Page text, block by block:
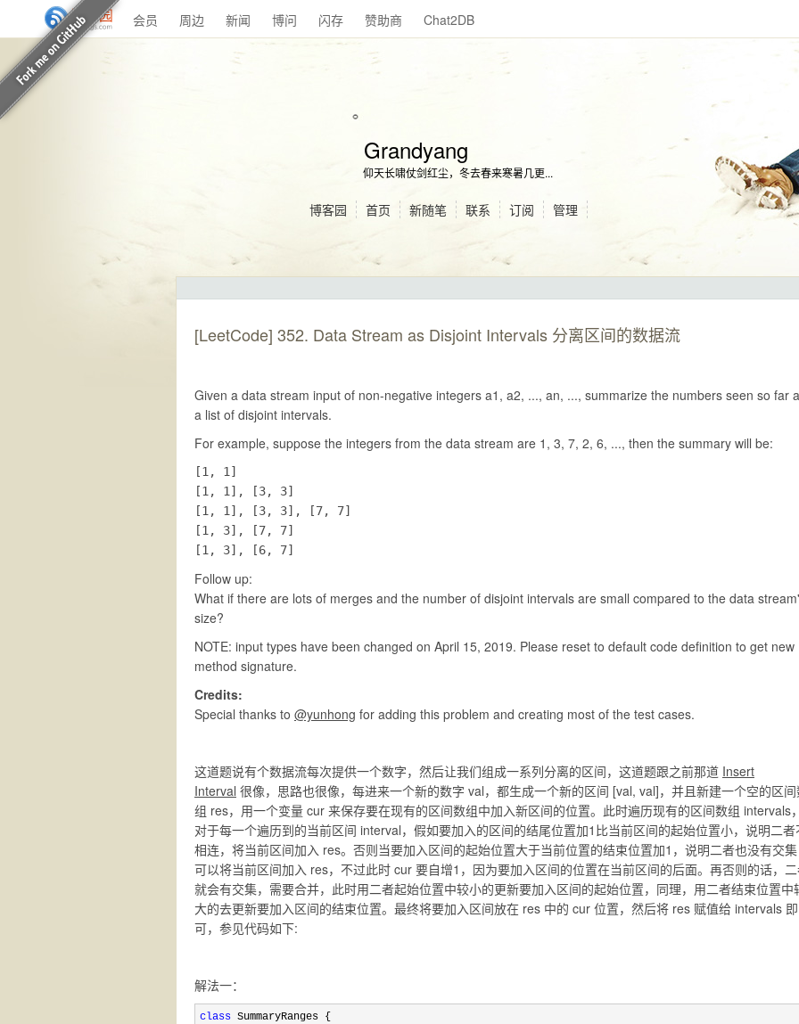
会员 周边 新闻 博问 闪存 赞助商 Chat2DB
Grandyang
仰天长啸仗剑红尘，冬去春来寒暑几更...
博客园 首页 新随笔 联系 订阅 管理
[LeetCode] 352. Data Stream as Disjoint Intervals 分离区间的数据流
Given a data stream input of non-negative integers a1, a2, ..., an, ..., summarize the numbers seen so far
a list of disjoint intervals.
For example, suppose the integers from the data stream are 1, 3, 7, 2, 6, ..., then the summary will be:
[1, 1]
[1, 1], [3, 3]
[1, 1], [3, 3], [7, 7]
[1, 3], [7, 7]
Follow up:
What if there are lots of merges and the number of disjoint intervals are small compared to the data
size?
NOTE: input types have been changed on April 15, 2019. Please reset to default code definition to get new
method signature.
Credits:
Special thanks to @yunhong for adding this problem and creating most of the test cases.
这道题说有个数据流每次提供一个数字，然后让我们组成一系列分离的区间，这道题跟之前那道 Insert
Interval 很像，思路也很像，每进来一个新的数字 val，都生成一个新的区间 [val, val]，并且新建一个空的区
组 res，用一个变量 cur 来保存要在现有的区间数组中加入新区间的位置。此时遍历现有的区间数组 intervals
对于每一个遍历到的当前区间 interval，假如要加入的区间的结尾位置加1比当前区间的起始位置小，说明二者
相连，将当前区间加入 res。否则当要加入区间的起始位置大于当前位置的结束位置加1，说明二者也没有交
可以将当前区间加入 res，不过此时 cur 要自增1，因为要加入区间的位置在当前区间的后面。再否则的话，
就会有交集，需要合并，此时用二者起始位置中较小的更新要加入区间的起始位置，同理，用二者结束位置中
大的去更新要加入区间的结束位置。最终将要加入区间放在 res 中的 cur 位置，然后将 res 赋值给 intervals 即
可，参见代码如下:
解法一：
class